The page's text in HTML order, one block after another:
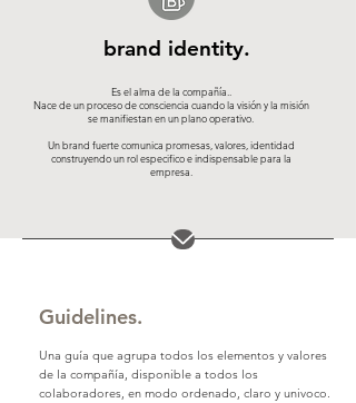
brand identity.
Es el alma de la compañía..
Nace de un proceso de consciencia cuando la visión y la misión
se manifiestan en un plano operativo.
Un brand fuerte comunica promesas, valores, identidad
construyendo un rol especifico e indispensable para la
empresa.
Guidelines.
Una guía que agrupa todos los elementos y valores
de la compañía, disponible a todos los
colaboradores, en modo ordenado, claro y univoco.